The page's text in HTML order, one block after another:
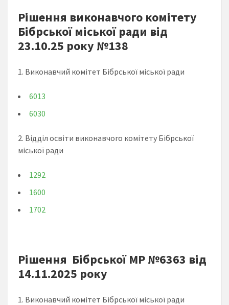
Рішення виконавчого комітету
Бібрської міської ради від
23.10.25 року №138
1. Виконавчий комітет Бібрської міської ради
6013
6030
2. Відділ освіти виконавчого комітету Бібрської
міської ради
1292
1600
1702
Рішення Бібрської МР №6363 від
14.11.2025 року
1. Виконавчий комітет Бібрської міської ради